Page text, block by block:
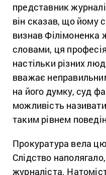
представник
він сказав, що йому
визнав Філімоненка
словами, ця
настільки різних
вважає
на його думку, суд
можливість
таким рівнем
Прокуратура вела
Слідство
журналіста.